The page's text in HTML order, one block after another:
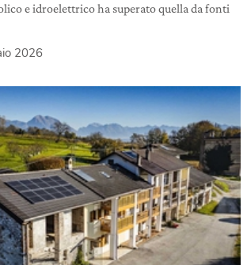
e idroelettrico ha superato quella da fonti
2026